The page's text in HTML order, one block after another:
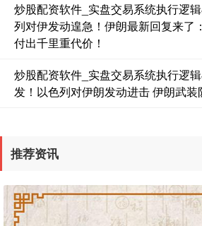
国债指数 229.61
期指IC0 7794.80
炒股配资软件_实盘交易系统执行逻
列对伊发动遑急！伊朗最新回复来了
付出千里重代价！
炒股配资软件_实盘交易系统执行逻
发！以色列对伊朗发动进击 伊朗武
推荐资讯